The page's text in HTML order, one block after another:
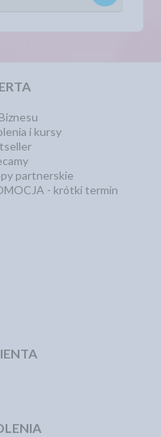
i kursy
partnerskie
- krótki termin